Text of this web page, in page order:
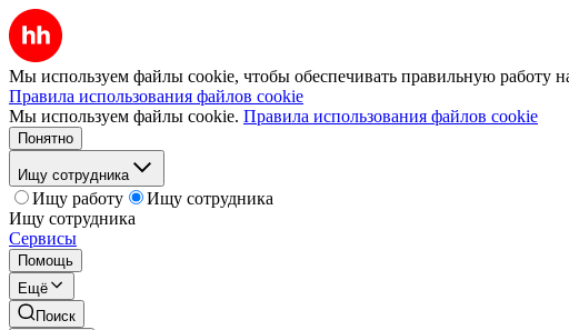
Мы используем файлы cookie, чтобы обеспечивать правильную работу
Правила использования файлов cookie
Мы используем файлы cookie. Правила использования файлов cookie
Понятно
Ищу сотрудника
Ищу работу
Ищу сотрудника
Ищу сотрудника
Сервисы
Помощь
Ещё
Поиск